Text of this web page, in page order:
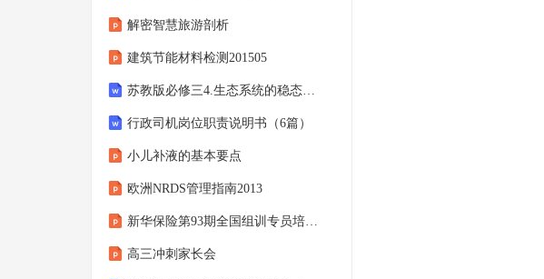
解密智慧旅游剖析
建筑节能材料检测201505
苏教版必修三4.生态系统的稳态教学设计
行政司机岗位职责说明书（6篇）
小儿补液的基本要点
欧洲NRDS管理指南2013
新华保险第93期全国组训专员培训班第一期简报
高三冲刺家长会